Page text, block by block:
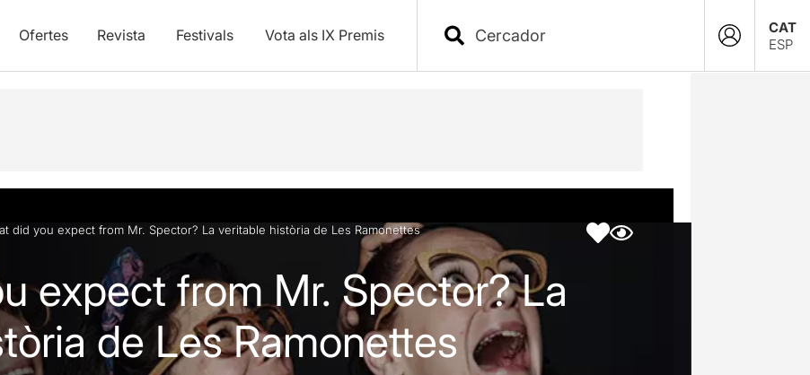
Ofertes Revista Festivals Vota als IX Premis
CAT
ESP
did you expect from Mr. Spector? La veritable història de Les Ramonettes
expect from Mr. Spector? La
de Les Ramonettes